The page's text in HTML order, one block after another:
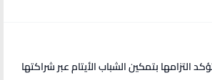
التزامها بتمكين الشباب الأيتام عبر شراكتها